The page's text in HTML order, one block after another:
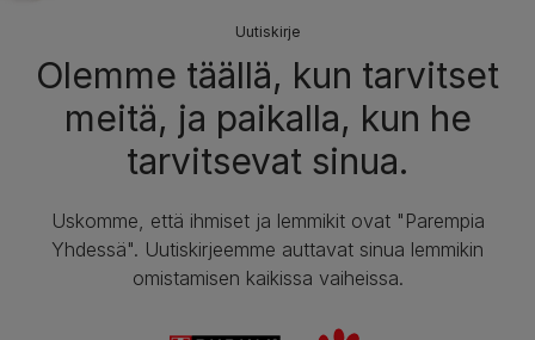
Uutiskirje
Olemme täällä, kun tarvitset
meitä, ja paikalla, kun he
tarvitsevat sinua.
Uskomme, että ihmiset ja lemmikit ovat "Parempia
Yhdessä". Uutiskirjeemme auttavat sinua lemmikin
omistamisen kaikissa vaiheissa.